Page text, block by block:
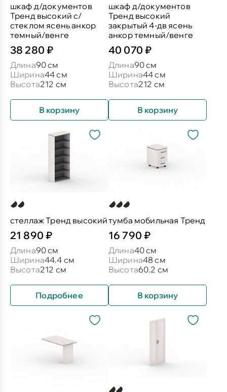
шкаф д/документов
Тренд высокий с/
стеклом ясень анкор
темный/венге
38 280 ₽
Длина90 см
Ширина44 см
Высота212 см
В корзину
шкаф д/документов
Тренд высокий
закрытый 4-дв ясень
анкор темный/венге
40 070 ₽
Длина90 см
Ширина44 см
Высота212 см
В корзину
стеллаж Тренд высокий
21 890 ₽
Длина90 см
Ширина44.4 см
Высота212 см
Подробнее
тумба мобильная Тренд
16 790 ₽
Длина40 см
Ширина48 см
Высота60.2 см
В корзину